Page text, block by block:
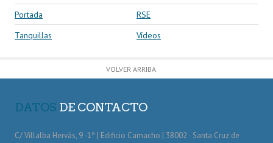
Portada
RSE
Tanquillas
Vídeos
VOLVER ARRIBA
DATOS DE CONTACTO
C/ Villalba Hervás, 9 -1º | Edificio Camacho | 38002 · Santa Cruz de